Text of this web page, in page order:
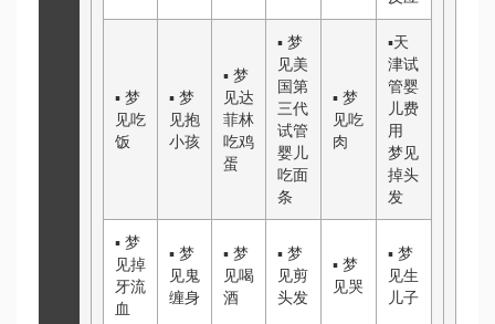
▪ 梦
见吃
饭
▪ 梦
见抱
小孩
▪ 梦
见达
菲林
吃鸡
蛋
▪ 梦
见美
国第
三代
试管
婴儿
吃面
条
▪ 梦
见吃
肉
▪天
津试
管婴
儿费
用
梦见
掉头
发
▪ 梦
见掉
牙流
血
▪ 梦
见鬼
缠身
▪ 梦
见喝
酒
▪ 梦
见剪
头发
▪ 梦
见哭
▪ 梦
见生
儿子